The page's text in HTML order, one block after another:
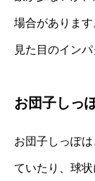
場合があります
見た目のインパ
お団子しっ
お団子しっぽ
ていたり、球